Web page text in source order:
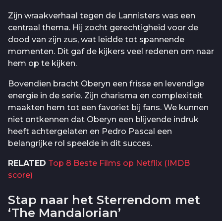
Zijn wraakverhaal tegen de Lannisters was een
centraal thema. Hij zocht gerechtigheid voor de
dood van zijn zus, wat leidde tot spannende
momenten. Dit gaf de kijkers veel redenen om naar
hem op te kijken.
Bovendien bracht Oberyn een frisse en levendige
energie in de serie. Zijn charisma en complexiteit
maakten hem tot een favoriet bij fans. We kunnen
niet ontkennen dat Oberyn een blijvende indruk
heeft achtergelaten en Pedro Pascal een
belangrijke rol speelde in dit succes.
RELATED Top 8 Beste Films op Netflix (IMDB
score)
Stap naar het Sterrendom met
‘The Mandalorian’